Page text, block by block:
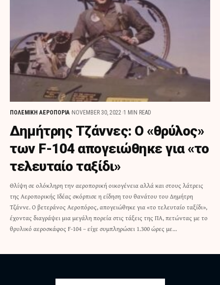
ΠΟΛΕΜΙΚΗ ΑΕΡΟΠΟΡΙΑ NOVEMBER 30, 2022 1 MIN READ
Δημήτρης Τζάννες: Ο «θρύλος»
των F-104 απογειώθηκε για «το
τελευταίο ταξίδι»
Θλίψη σε ολόκληρη την αεροπορική οικογένεια αλλά και στους λάτρεις
της Αεροπορικής Ιδέας σκόρπισε η είδηση του θανάτου του Δημήτρη
Τζάννε. Ο βετεράνος Αεροπόρος, απογειώθηκε για «το τελευταίο ταξίδι»,
έχοντας διαγράψει μια μεγάλη πορεία στις τάξεις της ΠΑ, πετώντας με το
θρυλικό αεροσκάφος F-104 – είχε συμπληρώσει 1.300 ώρες με…